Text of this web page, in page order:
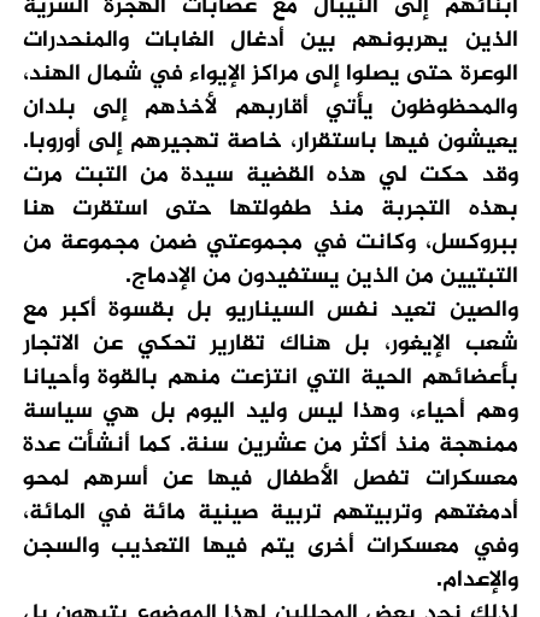
الذين يهربونهم بين أدغال الغابات والمنحدرات
الوعرة حتى يصلوا إلى مراكز الإيواء في شمال الهند،
والمحظوظون يأتي أقاربهم لأخذهم إلى بلدان
يعيشون فيها باستقرار، خاصة تهجيرهم إلى أوروبا.
وقد حكت لي هذه القضية سيدة من التبت مرت
بهذه التجربة منذ طفولتها حتى استقرت هنا
ببروكسل، وكانت في مجموعتي ضمن مجموعة من
التبتيين من الذين يستفيدون من الإدماج.
والصين تعيد نفس السيناريو بل بقسوة أكبر مع
شعب الإيغور، بل هناك تقارير تحكي عن الاتجار
بأعضائهم الحية التي انتزعت منهم بالقوة وأحيانا
وهم أحياء، وهذا ليس وليد اليوم بل هي سياسة
ممنهجة منذ أكثر من عشرين سنة. كما أنشأت عدة
معسكرات تفصل الأطفال فيها عن أسرهم لمحو
أدمغتهم وتربيتهم تربية صينية مائة في المائة،
وفي معسكرات أخرى يتم فيها التعذيب والسجن
والإعدام.